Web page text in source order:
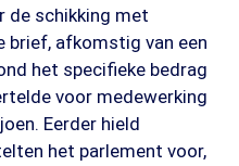
de schikking met
brief, afkomstig van een
het specifieke bedrag
voor medewerking
Eerder hield
het parlement voor,